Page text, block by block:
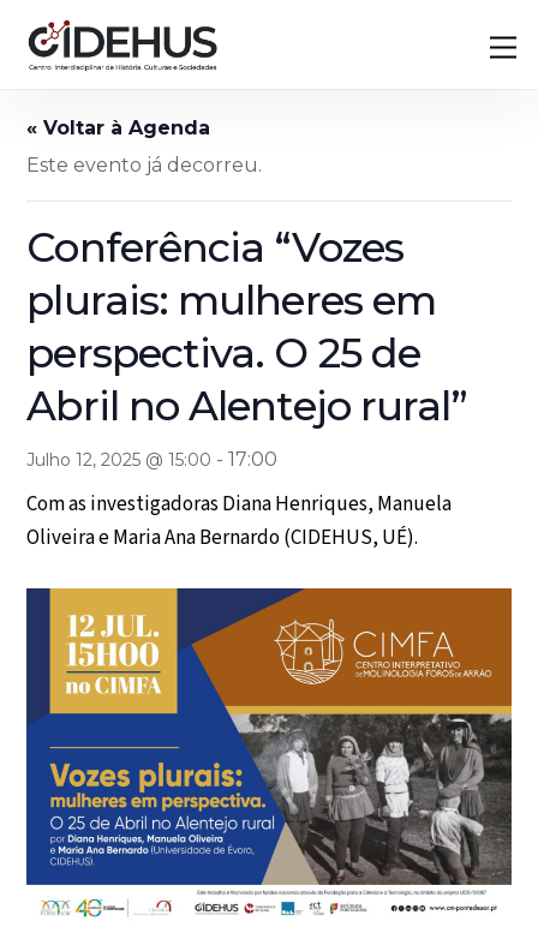
content
Este evento já decorreu.
Conferência “Vozes
plurais: mulheres em
perspectiva. O 25 de
Abril no Alentejo rural”
Julho 12, 2025 @ 15:00 -17:00
Com as investigadoras Diana Henriques, Manuela
Oliveira e Maria Ana Bernardo (CIDEHUS, UÉ).